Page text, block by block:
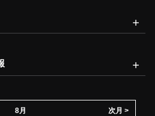
8月 次月 >